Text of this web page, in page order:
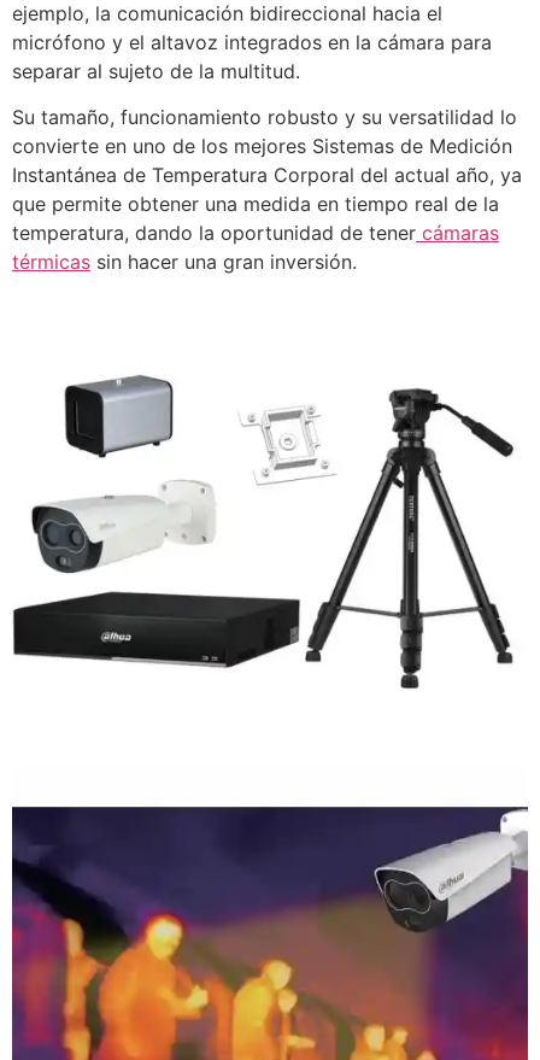
ejemplo, la comunicación bidireccional hacia el
micrófono y el altavoz integrados en la cámara para
separar al sujeto de la multitud.
Su tamaño, funcionamiento robusto y su versatilidad lo
convierte en uno de los mejores Sistemas de Medición
Instantánea de Temperatura Corporal del actual año, ya
que permite obtener una medida en tiempo real de la
temperatura, dando la oportunidad de tener cámaras
térmicas sin hacer una gran inversión.